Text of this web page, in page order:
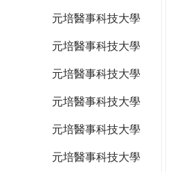
元培醫事科技大學
元培醫事科技大學
元培醫事科技大學
元培醫事科技大學
元培醫事科技大學
元培醫事科技大學